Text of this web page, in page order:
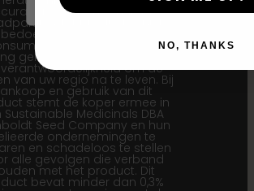
is voor onze huidige
Dit product is niet
bedoeld voor menselijke
Cannabis is een
gereguleerde plant. Het is
om de
van uw regio na te leven. Bij
en gebruik van dit
stemt de koper ermee in
Sustainable Medicinals DBA
Seed Company en hun
ondernemingen te
en schadeloos te stellen
alle gevolgen die verband
met het product. Dit
bevat minder dan 0,3%
NO, THANKS